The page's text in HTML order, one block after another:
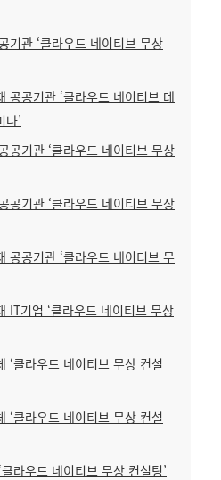
기관 ‘클라우드 네이티브 무상
공공기관 ‘클라우드 네이티브 데
’
공기관 ‘클라우드 네이티브 무상
공기관 ‘클라우드 네이티브 무상
공공기관 ‘클라우드 네이티브 무
IT기업 ‘클라우드 네이티브 무상
‘클라우드 네이티브 무상 컨설
‘클라우드 네이티브 무상 컨설
라우드 네이티브 무상 컨설팅’